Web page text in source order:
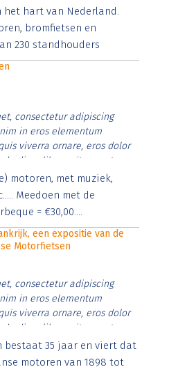
cursus id rutrum lorem
risus tristique posuere.
hart van Nederland.
bromfietsen en
230 standhouders
consectetur adipiscing
in eros elementum
viverra ornare, eros dolor
diam libero vitae erat.
cursus id rutrum lorem
risus tristique posuere.
motoren, met muziek,
Meedoen met de
= €30,00....
een expositie van de
Motorfietsen
consectetur adipiscing
in eros elementum
viverra ornare, eros dolor
diam libero vitae erat.
cursus id rutrum lorem
risus tristique posuere.
bestaat 35 jaar en viert dat
motoren van 1898 tot